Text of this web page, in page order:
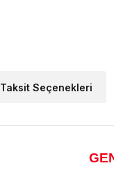
Taksit Seçenekleri